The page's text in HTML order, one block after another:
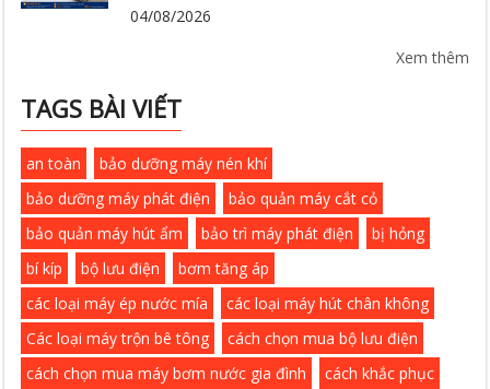
04/08/2026
Xem thêm
TAGS BÀI VIẾT
an toàn
bảo dưỡng máy nén khí
bảo dưỡng máy phát điện
bảo quản máy cắt cỏ
bảo quản máy hút ẩm
bảo trì máy phát điện
bị hỏng
bí kíp
bộ lưu điện
bơm tăng áp
các loại máy ép nước mía
các loại máy hút chân không
Các loại máy trộn bê tông
cách chọn mua bộ lưu điện
cách chọn mua máy bơm nước gia đình
cách khắc phục